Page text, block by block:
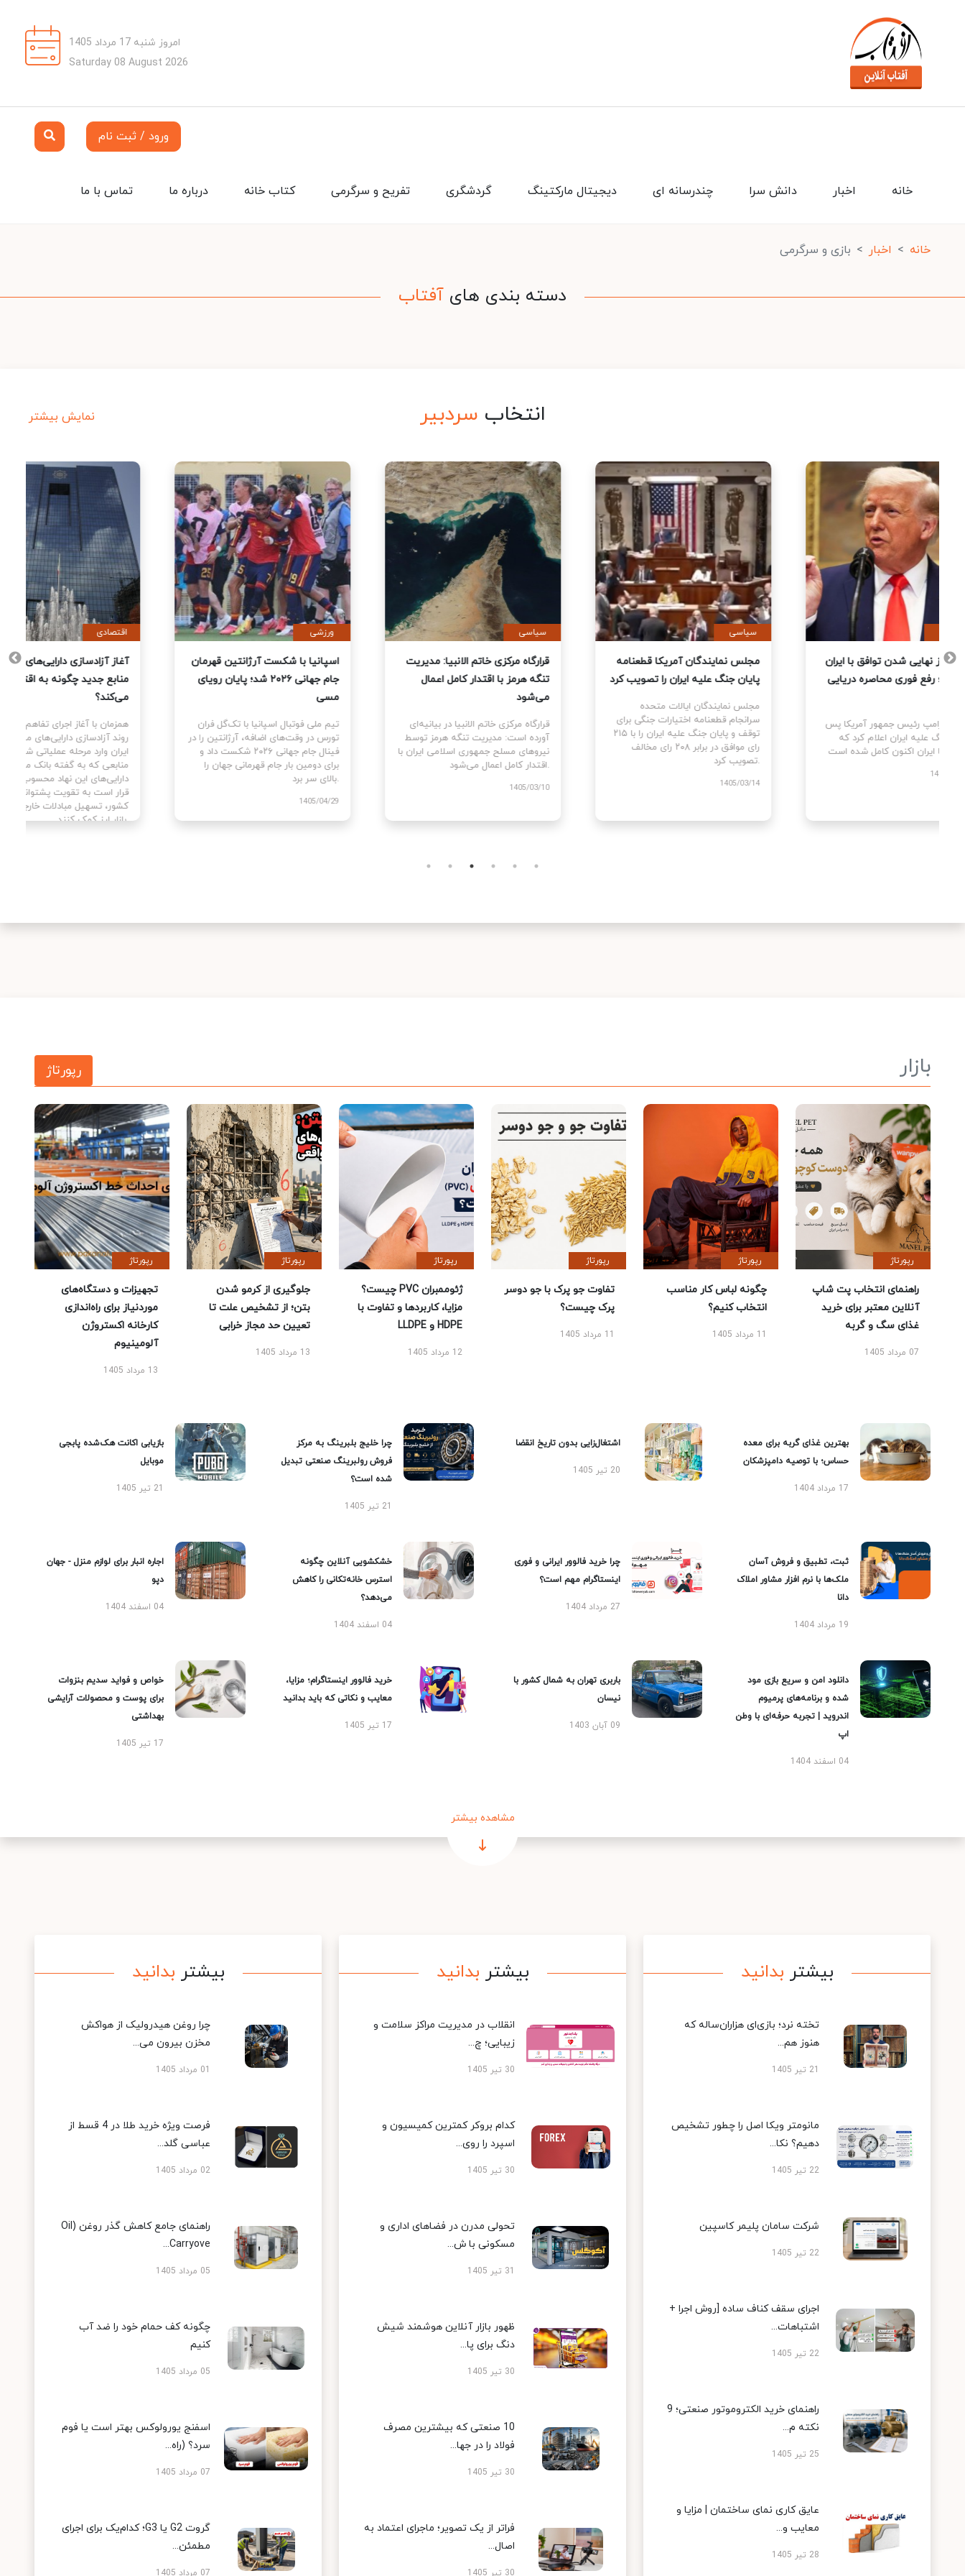
امروز شنبه 17 مرداد 1405
Saturday 08 August 2026
ورود / ثبت نام
تماس با ما درباره ما کتاب خانه تفریح و سرگرمی گردشگری دیجیتال مارکتینگ چندرسانه ای دانش سرا اخبار خانه
خانه اخبار بازی و سرگرمی
دسته بندی های آفتاب
انتخاب سردبیر نمایش بیشتر
پس از
بین
سیاسی
ترامپ از نهایی شدن توافق با ایران
خبر داد؛ رفع فوری محاصره دریایی
دونالد ترامپ رئیس جمهور آمریکا پس
از دو جنگ علیه ایران اعلام کرد که
توافق با ایران اکنون کامل شده است.
سیاسی
مجلس نمایندگان آمریکا قطعنامه
پایان جنگ علیه ایران را تصویب کرد
مجلس نمایندگان ایالات متحده
سرانجام قطعنامه اختیارات جنگی برای
توقف و پایان جنگ علیه ایران را با ۲۱۵
رای موافق در برابر ۲۰۸ رای مخالف
سیاسی
قرارگاه مرکزی خاتم الانبیا: مدیریت
تنگه هرمز با اقتدار کامل اعمال
قرارگاه مرکزی خاتم الانبیا در بیانیه‌ای
آورده است: مدیریت تنگه هرمز توسط
نیروهای مسلح جمهوری اسلامی ایران با
اقتدار کامل اعمال می‌شود.
ورزشی
اسپانیا با شکست آرژانتین قهرمان
جام جهانی ۲۰۲۶ شد؛ پایان رویای
تیم ملی فوتبال اسپانیا با تک‌گل فران
تورس در وقت‌های اضافه، آرژانتین را در
فینال جام جهانی ۲۰۲۶ شکست داد و
برای دومین بار جام قهرمانی جهان را
اقتصادی
آغاز
منابع
همزمان
روند
ایران
قرار
کشور،
بازار ارز کمک کنند.
بازار رپورتاژ
رپورتاژ
راهنمای انتخاب پت شاپ
آنلاین معتبر برای خرید
غذای سگ و گربه
07 مرداد 1405
رپورتاژ
چگونه لباس کار مناسب
انتخاب کنیم؟
11 مرداد 1405
رپورتاژ
تفاوت جو پرک با جو دوسر
پرک چیست؟
11 مرداد 1405
رپورتاژ
ژئوممبران PVC چیست؟
مزایا، کاربردها و تفاوت با
HDPE و LLDPE
12 مرداد 1405
رپورتاژ
جلوگیری از کرمو شدن
بتن؛ از تشخیص علت تا
تعیین حد مجاز خرابی
13 مرداد 1405
رپورتاژ
تجهیزات و دستگاه‌های
موردنیاز برای راه‌اندازی
کارخانه اکستروژن
آلومینیوم
13 مرداد 1405
بهترین غذای گربه برای معده
حساس؛ با توصیه دامپزشکان
17 مرداد 1404
اشتغال‌زایی بدون تاریخ انقضا
20 تیر 1405
چرا خلیج بلبرینگ به مرکز
فروش رولبرینگ صنعتی تبدیل
شده است؟
21 تیر 1405
بازیابی اکانت هک‌شده پابجی
موبایل
21 تیر 1405
ثبت، تطبیق و فروش آسان
ملک‌ها با نرم افزار مشاور املاک
دانا
19 مرداد 1404
چرا خرید فالوور ایرانی و فوری
اینستاگرام مهم است؟
27 مرداد 1404
خشکشویی آنلاین چگونه
استرس خانه‌تکانی را کاهش
می‌دهد؟
04 اسفند 1404
اجاره انبار برای لوازم منزل - جهان
دپو
04 اسفند 1404
دانلود امن و سریع بازی مود
شده و برنامه‌های پرمیوم
اندروید | تجربه حرفه‌ای با وطن
اپ
04 اسفند 1404
باربری تهران به شمال کشور با
نیسان
09 آبان 1403
خرید فالوور اینستاگرام؛ مزایا،
معایب و نکاتی که باید بدانید
17 تیر 1405
خواص و فواید سدیم بنزوات
برای پوست و محصولات آرایشی
بهداشتی
17 تیر 1405
مشاهده بیشتر
بیشتر بدانید
تخته نرد؛ بازی‌ای هزاران‌ساله که
هنوز هم...
21 تیر 1405
مانومتر ویکا اصل را چطور تشخیص
دهیم؟ نکا...
22 تیر 1405
شرکت سامان پلیمر کاسپین
22 تیر 1405
اجرای سقف کناف ساده [روش اجرا +
اشتباهات...
22 تیر 1405
راهنمای خرید الکتروموتور صنعتی؛ 9
نکته م...
25 تیر 1405
عایق کاری نمای ساختمان | مزایا و
معایب و...
28 تیر 1405
بیشتر بدانید
انقلاب در مدیریت مراکز سلامت و
زیبایی؛ چ...
30 تیر 1405
کدام بروکر کمترین کمیسیون و
اسپرد را روی...
30 تیر 1405
تحولی مدرن در فضاهای اداری و
مسکونی با ش...
31 تیر 1405
ظهور بازار آنلاین هوشمند شیش
دنگ برای پا...
30 تیر 1405
10 صنعتی که بیشترین مصرف
فولاد را در جها...
30 تیر 1405
فراتر از یک تصویر؛ ماجرای اعتماد به
اصال...
30 تیر 1405
بیشتر بدانید
چرا روغن هیدرولیک از هواکش
مخزن بیرون می...
01 مرداد 1405
فرصت ویژه خرید طلا در 4 قسط از
عباسی گلد...
02 مرداد 1405
راهنمای جامع کاهش گذر روغن (Oil
Carryove...
05 مرداد 1405
چگونه کف حمام خود را ضد آب
کنیم
05 مرداد 1405
اسفنج یورولوکس بهتر است یا فوم
سرد؟ (راه...
07 مرداد 1405
گروت G2 یا G3؛ کدام‌یک برای اجرای
مطمئن...
07 مرداد 1405